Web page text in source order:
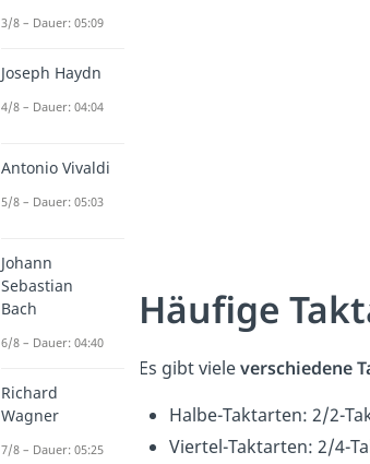
Häufige
Es gibt vieleverschiedene
Halbe-Taktarten: 2/2-
Viertel-Taktarten: 2/4-
3/8 – Dauer: 05:09
Joseph Haydn
4/8 – Dauer: 04:04
Antonio Vivaldi
5/8 – Dauer: 05:03
Johann
Sebastian
Bach
6/8 – Dauer: 04:40
Richard
Wagner
7/8 – Dauer: 05:25